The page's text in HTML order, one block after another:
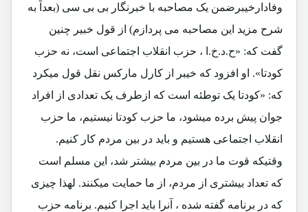
وفادارخیبرضمن یک مصاحبه با خبرنگار بی بی سی (بعداً به
شرح مزید این مصاحبه می پردازم) از قول خبیر چنین
گفت که: «ح.د.خ.ا ، حزب انقلاب اجتماعی است، نه حزب
کودتا». او افزود که خیبر از کارل مارکس نقل قول میکرد
که: «کودتا یک توطئه است که ازطرف یک تعدادی از افراد
جوان پیش برده میشود، ما حزب کودتا نیستیم، ما حزب
انقلاب اجتماعی هستیم و باید در بین مردم کار کنیم.
وقتیکه قوت ما در بین مردم بیشتر شد، این مسلم است
که تعداد بیشتری از مردم، از ما حمایت میکنند. لهذا چیزی
که در برنامه گفته شده ، آنرا باید اجرا کنیم. برنامه حزب